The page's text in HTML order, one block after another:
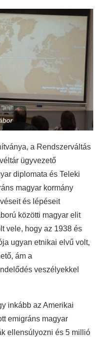
a Rendszerváltás
ügyvezető
diplomata és Teleki
magyar kormány
és lépéseit
közötti magyar elit
vele, hogy az 1938 és
ugyan etnikai elvű volt,
ám a
veszélyekkel
inkább az Amerikai
emigráns magyar
ellensúlyozni és 5 millió